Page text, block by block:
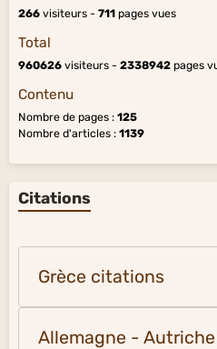
266 visiteurs - 711 pages vues
Total
960626 visiteurs - 2338942 pages
Contenu
Nombre de pages : 125
Nombre d'articles : 1139
Citations
Grèce citations
Allemagne -